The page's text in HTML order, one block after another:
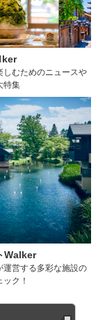
しむためのニュースや
特集
Walker
運営する多彩な施設の
ク！